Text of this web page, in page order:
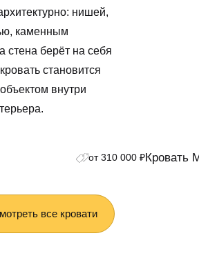
нишей,
каменным
стена берёт на себя
становится
внутри
от 310 000 ₽Кровать
все кровати